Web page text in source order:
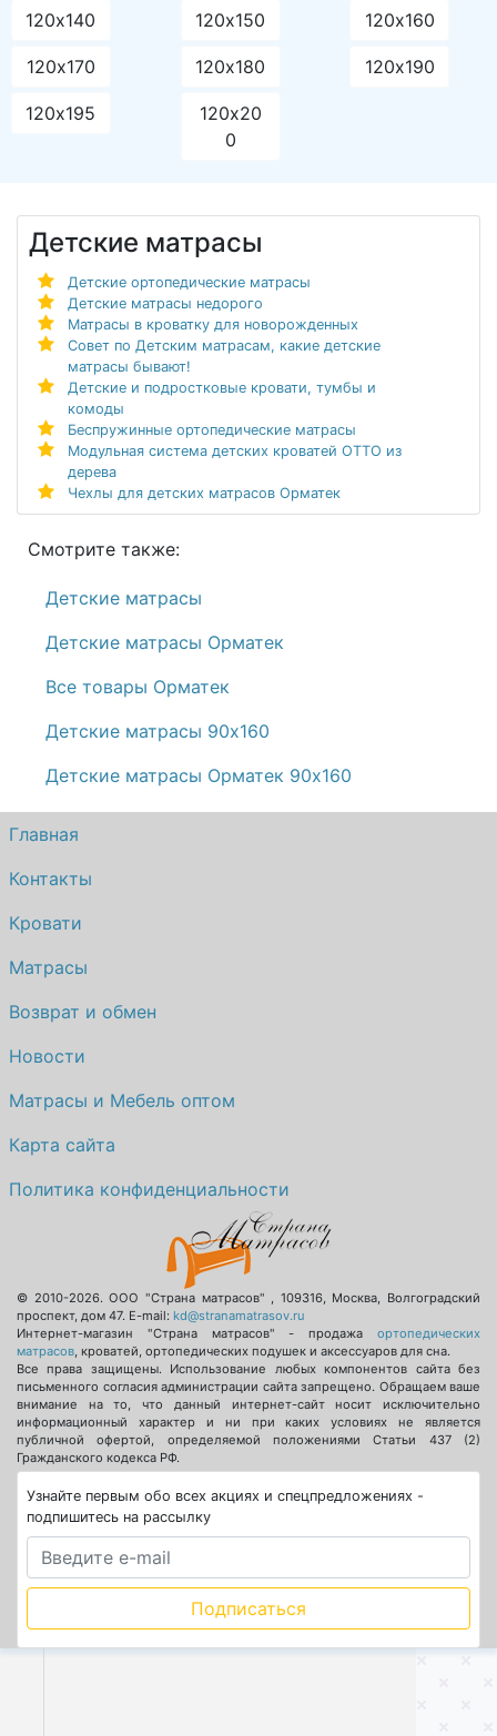
120х140 120х150 120х160
120х170 120х180 120х190
120х195
120х20
0
Детские матрасы
Детские ортопедические матрасы
Детские матрасы недорого
Матрасы в кроватку для новорожденных
Совет по Детским матрасам, какие детские
матрасы бывают!
Детские и подростковые кровати, тумбы и
комоды
Беспружинные ортопедические матрасы
Модульная система детских кроватей ОТТО из
дерева
Чехлы для детских матрасов Орматек
Смотрите также:
Детские матрасы
Детские матрасы Орматек
Все товары Орматек
Детские матрасы 90х160
Детские матрасы Орматек 90х160
Главная
Контакты
Кровати
Матрасы
Возврат и обмен
Новости
Матрасы и Мебель оптом
Карта сайта
Политика конфиденциальности
© 2010-2026.ООО "Страна матрасов" , 109316, Москва, Волгоградский
проспект, дом 47. E-mail: kd@stranamatrasov.ru
Интернет-магазин "Страна матрасов" - продажа ортопедических
матрасов, кроватей, ортопедических подушек и аксессуаров для сна.
Все права защищены. Использование любых компонентов сайта без
письменного согласия администрации сайта запрещено. Обращаем ваше
внимание на то, что данный интернет-сайт носит исключительно
информационный характер и ни при каких условиях не является
публичной офертой, определяемой положениями Статьи 437 (2)
Гражданского кодекса РФ.
Узнайте первым обо всех акциях и спецпредложениях -
подпишитесь на рассылку